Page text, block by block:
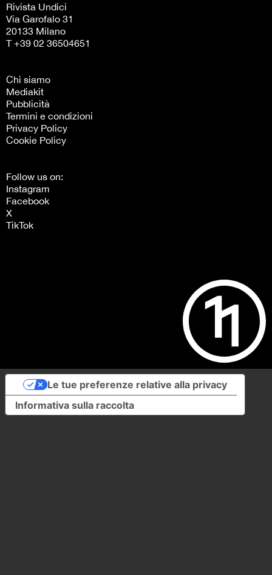
Rivista Undici
Via Garofalo 31
20133 Milano
T +39 02 36504651
Chi siamo
Mediakit
Pubblicità
Termini e condizioni
Privacy Policy
Cookie Policy
Follow us on:
Instagram
Facebook
X
TikTok
Informativa sulla raccolta
Le tue preferenze relative alla privacy